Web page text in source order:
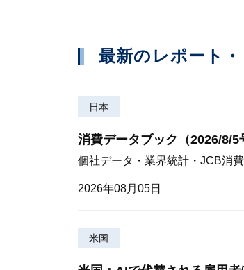
最新のレポート
日本
消費データブック（2026/8/5
個社データ・業界統計・JCB消
2026年08月05日
米国